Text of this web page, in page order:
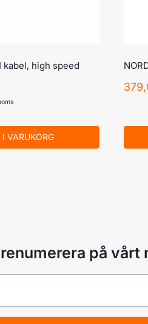
kabel, high speed
I VARUKORG
på vårt